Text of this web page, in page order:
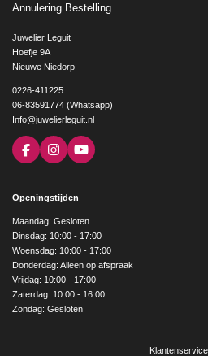
Annulering Bestelling
Juwelier Leguit
Hoefje 9A
Nieuwe Niedorp
0226-411225
06-83591774 (Whatsapp)
Info@juwelierleguit.nl
F
a
b
o
k
I
n
a
g
r
a
m
Y
o
e
Openingstijden
Maandag: Gesloten
Dinsdag: 10:00 - 17:00
Woensdag: 10:00 - 17:00
Donderdag: Alleen op afspraak
Vrijdag: 10:00 - 17:00
Zaterdag: 10:00 - 16:00
Zondag: Gesloten